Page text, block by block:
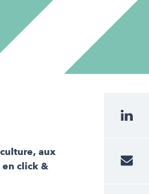
aux
click &